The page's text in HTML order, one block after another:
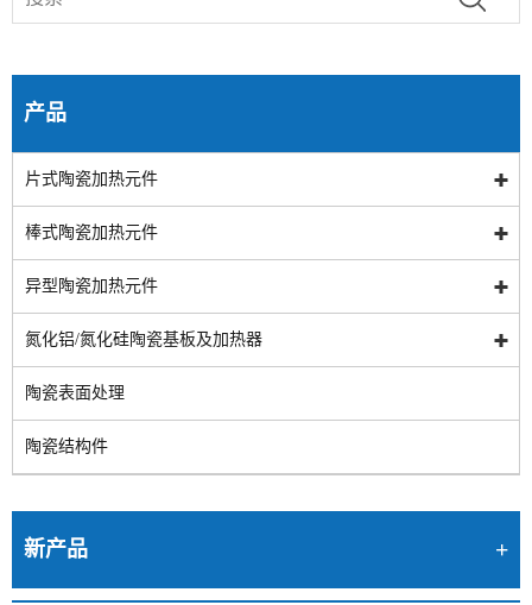
产品
片式陶瓷加热元件
棒式陶瓷加热元件
异型陶瓷加热元件
氮化铝/氮化硅陶瓷基板及加热器
陶瓷表面处理
陶瓷结构件
新产品